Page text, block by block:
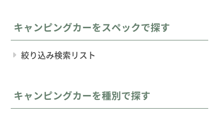
キャンピングカーをスペックで探す
絞り込み検索リスト
キャンピングカーを種別で探す